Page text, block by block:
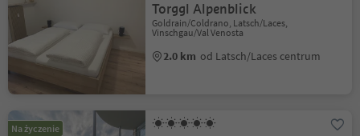
Torggl Alpenblick
Goldrain/Coldrano, Latsch/Laces,
Vinschgau/Val Venosta
2.0 km od Latsch/Laces centrum
Na życzenie